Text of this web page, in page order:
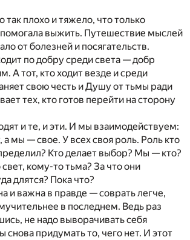
так плохо и тяжело, что только
выжить. Путешествие мыслей
от болезней и посягательств.
по добру среди света — добр
А тот, кто ходит везде и среди
свою честь и Душу от тьмы ради
тех, кто готов перейти на сторону
и те, и эти. И мы взаимодействуем:
а мы — свое. У всех своя роль. Роль кто
Кто делает выбор? Мы — кто?
кому-то тьма? За что они
длятся? Пока что?
и важна в правде — соврать легче,
в последнем. Ведь раз
не надо выворачивать себя
снова придумать то, чего нет. И этот